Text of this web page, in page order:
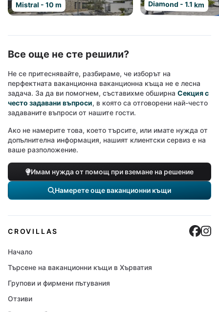
Mistral - 10 m Diamond - 1.1 km
Все още не сте решили?
Не се притеснявайте, разбираме, че изборът на
перфектната ваканционна ваканционна къща не е лесна
задача. За да ви помогнем, съставихме обширна Секция с
често задавани въпроси, в която са отговорени най-често
задаваните въпроси от нашите гости.
Ако не намерите това, което търсите, или имате нужда от
допълнителна информация, нашият клиентски сервиз е на
ваше разположение.
Имам нужда от помощ при вземане на решение
Намерете още ваканционни къщи
CROVILLAS
Начало
Търсене на ваканционни къщи в Хърватия
Групови и фирмени пътувания
Отзиви